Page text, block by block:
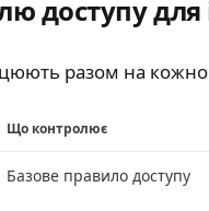
доступу для
разом на
Що контролює
Базове правило доступу